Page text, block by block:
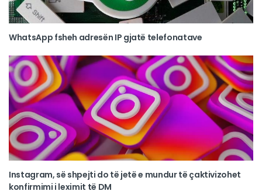
WhatsApp fsheh adresën IP gjatë telefonatave
Instagram, së shpejti do të jetë e mundur të çaktivizohet
konfirmimi i leximit të DM